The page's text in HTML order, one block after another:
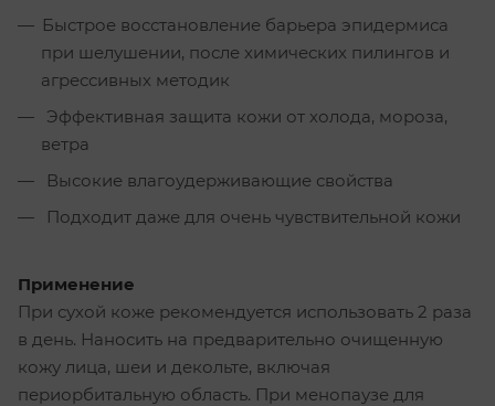
Быстрое восстановление барьера эпидермиса
при шелушении, после химических пилингов и
агрессивных методик
Эффективная защита кожи от холода, мороза,
ветра
Высокие влагоудерживающие свойства
Подходит даже для очень чувствительной кожи
Применение
При сухой коже рекомендуется использовать 2 раза
в день. Наносить на предварительно очищенную
кожу лица, шеи и декольте, включая
периорбитальную область. При менопаузе для